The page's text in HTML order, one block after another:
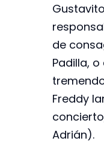
de
Padilla,
Freddy
Adrián).